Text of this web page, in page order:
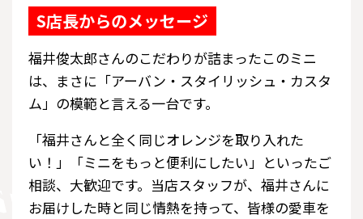
S店長からのメッセージ
福井俊太郎さんのこだわりが詰まったこのミニ
は、まさに「アーバン・スタイリッシュ・カスタ
ム」の模範と言える一台です。
「福井さんと全く同じオレンジを取り入れた
い！」「ミニをもっと便利にしたい」といったご
相談、大歓迎です。当店スタッフが、福井さんに
お届けした時と同じ情熱を持って、皆様の愛車を